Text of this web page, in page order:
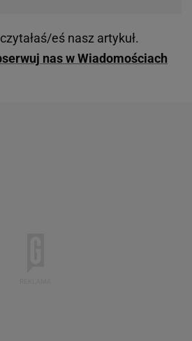
eś nasz artykuł.
nas w Wiadomościach